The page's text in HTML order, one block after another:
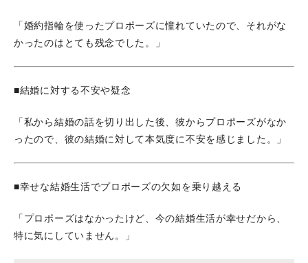
「婚約指輪を使ったプロポーズに憧れていたので、それがな
かったのはとても残念でした。」
■結婚に対する不安や疑念
「私から結婚の話を切り出した後、彼からプロポーズがなか
ったので、彼の結婚に対して本気度に不安を感じました。」
■幸せな結婚生活でプロポーズの欠如を乗り越える
「プロポーズはなかったけど、今の結婚生活が幸せだから、
特に気にしていません。」